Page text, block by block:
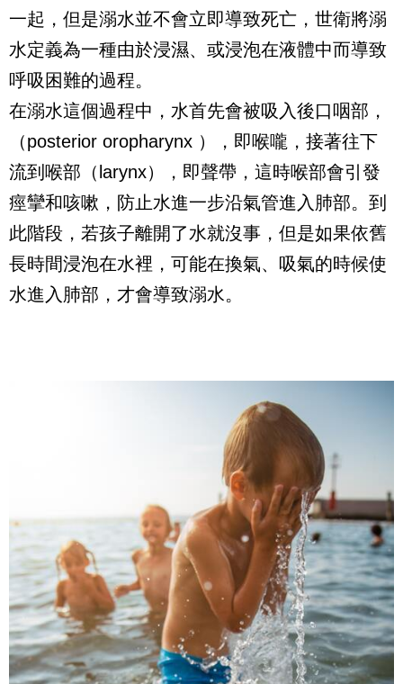
一起，但是溺水並不會立即導致死亡，世衛將溺
水定義為一種由於浸濕、或浸泡在液體中而導致
呼吸困難的過程。
在溺水這個過程中，水首先會被吸入後口咽部，
（posterior oropharynx ），即喉嚨，接著往下
流到喉部（larynx），即聲帶，這時喉部會引發
痙攣和咳嗽，防止水進一步沿氣管進入肺部。到
此階段，若孩子離開了水就沒事，但是如果依舊
長時間浸泡在水裡，可能在換氣、吸氣的時候使
水進入肺部，才會導致溺水。